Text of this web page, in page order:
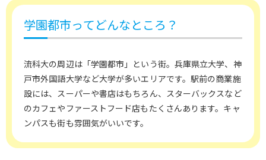
学園都市ってどんなところ？
流科大の周辺は「学園都市」という街。兵庫県立大学、神
戸市外国語大学など大学が多いエリアです。駅前の商業施
設には、スーパーや書店はもちろん、スターバックスなど
のカフェやファーストフード店もたくさんあります。キャ
ンパスも街も雰囲気がいいです。